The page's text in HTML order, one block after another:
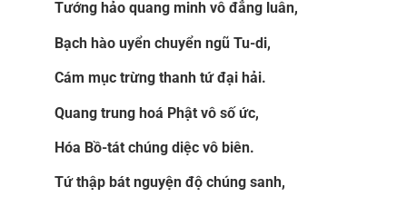
Tướng hảo quang minh vô đẳng luân,
Bạch hào uyển chuyển ngũ Tu-di,
Cám mục trừng thanh tứ đại hải.
Quang trung hoá Phật vô số ức,
Hóa Bồ-tát chúng diệc vô biên.
Tứ thập bát nguyện độ chúng sanh,